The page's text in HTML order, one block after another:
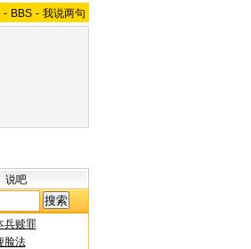
- BBS - 我说两句
说吧
兵赎罪
脸法